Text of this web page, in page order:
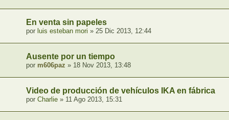
En venta sin papeles
por luis esteban mori » 25 Dic 2013, 12:44
Ausente por un tiempo
por m606paz » 18 Nov 2013, 13:48
Video de producción de vehículos IKA en fábrica
por Charlie » 11 Ago 2013, 15:31